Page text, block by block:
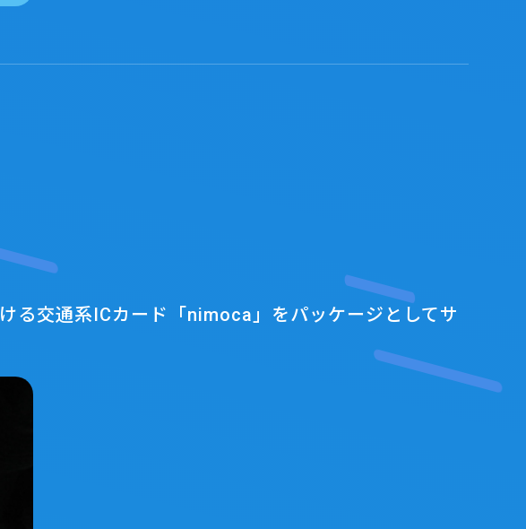
る交通系ICカード「nimoca」をパッケージとしてサ